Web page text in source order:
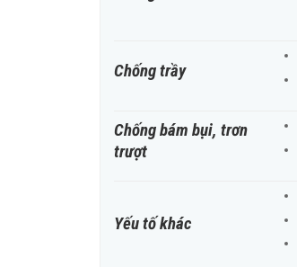
Chống trầy
Chống bám bụi, trơn
trượt
Yếu tố khác